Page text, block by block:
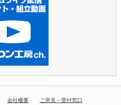
会社概要 ご意見・受付窓口